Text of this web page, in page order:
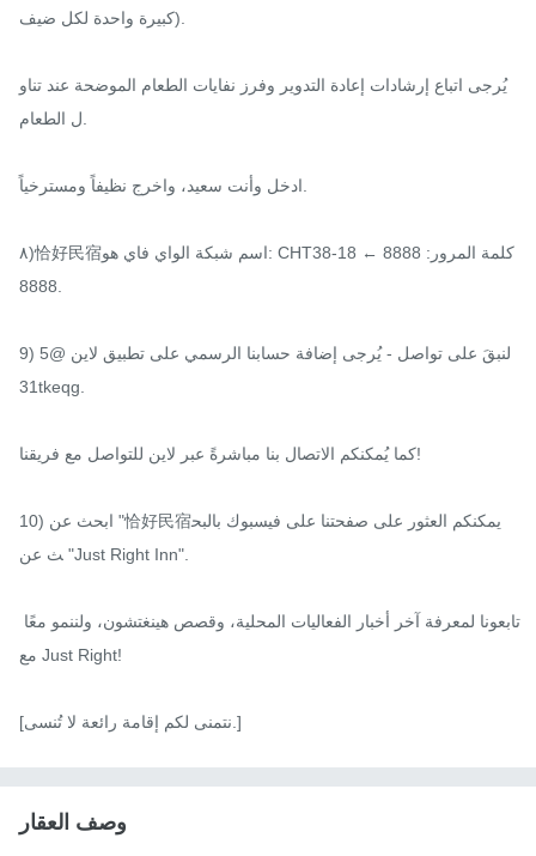
كبيرة واحدة لكل ضيف).
يُرجى اتباع إرشادات إعادة التدوير وفرز نفايات الطعام الموضحة عند تناو
ل الطعام.
ادخل وأنت سعيد، واخرج نظيفاً ومسترخياً.
٨)恰好民宿اسم شبكة الواي فاي هو: CHT38-18 ← كلمة المرور: 8888
8888.
9) لنبقَ على تواصل - يُرجى إضافة حسابنا الرسمي على تطبيق لاين @5
31tkeqg.
كما يُمكنكم الاتصال بنا مباشرةً عبر لاين للتواصل مع فريقنا!
10) ابحث عن "恰好民宿يمكنكم العثور على صفحتنا على فيسبوك بالبح
ث عن "Just Right Inn".
مع Just Right!
[نتمنى لكم إقامة رائعة لا تُنسى.]
وصف العقار